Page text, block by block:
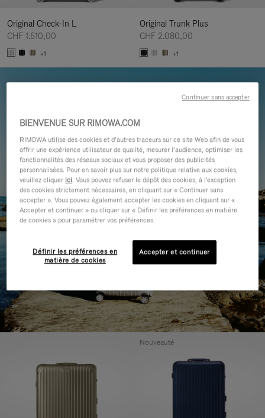
Original Check-In L
CHF 1.610,00
+1
Original Trunk Plus
CHF 2.080,00
+1
Nouveauté
BIENVENUE SUR RIMOWA.COM
RIMOWA utilise des cookies et d’autres traceurs sur ce site Web afin de vous
offrir une expérience utilisateur de qualité, mesurer l’audience, optimiser les
fonctionnalités des réseaux sociaux et vous proposer des publicités
personnalisées. Pour en savoir plus sur notre politique relative aux cookies,
veuillez cliquer ici. Vous pouvez refuser le dépôt des cookies, à l'exception
des cookies strictement nécessaires, en cliquant sur « Continuer sans
accepter ». Vous pouvez également accepter les cookies en cliquant sur «
Accepter et continuer » ou cliquer sur « Définir les préférences en matière
de cookies » pour paramétrer vos préférences.
Définir les préférences en
matière de cookies
Accepter et continuer
Continuer sans accepter